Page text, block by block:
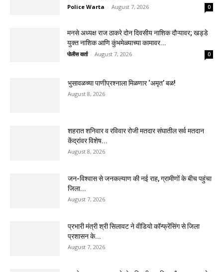
Police Warta - August 7, 2026 0
मनसे अध्यक्ष राज ठाकरे दोन दिवसीय नाशिक दौऱ्यावर; खड्डे
युक्त नाशिक आणि कुंभमेळ्याच्या कामावर...
पोलीस वार्ता - August 7, 2026 0
भुसावळच्या पाणीप्रश्नाला मिळणार ‘अमृत’ बळ!
August 8, 2026
शहरात शनिवार व रविवार रोजी मतदार संघातील सर्व मतदान
केंद्रांवर विशेष...
August 8, 2026
जन-विश्वास से जनकल्याण की नई राह, ग्रामीणों के बीच पहुंचा
जिला...
August 7, 2026
प्रभारी मंत्री श्री सिलावट ने वीडियो कॉन्फ्रेंसिंग से जिला
प्रशासन के...
August 7, 2026